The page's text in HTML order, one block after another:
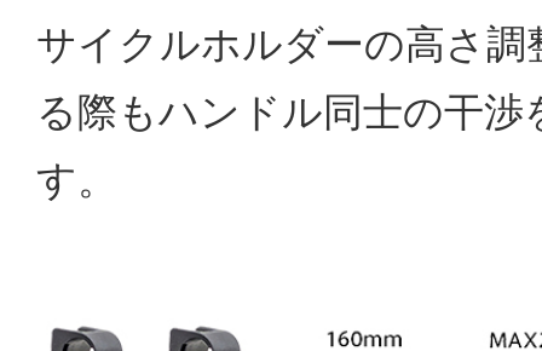
サイクルホルダーの高さ
る際もハンドル同士の干
す。